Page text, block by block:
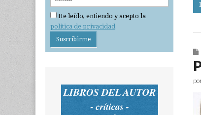
He leído, entiendo y acepto la
política de privacidad